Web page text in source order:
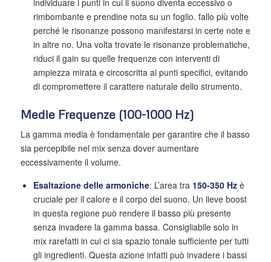
rimbombante e prendine nota su un foglio. fallo più volte
perché le risonanze possono manifestarsi in certe note e
in altre no. Una volta trovate le risonanze problematiche,
riduci il gain su quelle frequenze con interventi di
ampiezza mirata e circoscritta ai punti specifici, evitando
di compromettere il carattere naturale dello strumento.
Medie Frequenze (100-1000 Hz)
La gamma media è fondamentale per garantire che il basso
sia percepibile nel mix senza dover aumentare
eccessivamente il volume.
Esaltazione delle armoniche: L’area tra 150-350 Hzè
cruciale per il calore e il corpo del suono. Un lieve boost
in questa regione può rendere il basso più presente
senza invadere la gamma bassa. Consigliabile solo in
mix rarefatti in cui ci sia spazio tonale sufficiente per tutti
gli ingredienti. Questa azione infatti può invadere i bassi